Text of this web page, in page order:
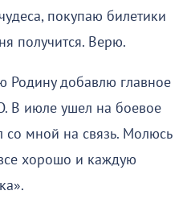
покупаю билетики
получится. Верю.
Родину добавлю главное
В июле ушел на боевое
мной на связь. Молюсь
хорошо и каждую